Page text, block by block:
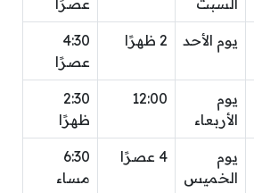
السبت
عصرًا
يوم الأحد 2 ظهرًا
4:30
عصرًا
يوم
الأربعاء
12:00
2:30
ظهرًا
يوم
الخميس
4 عصرًا
6:30
مساء